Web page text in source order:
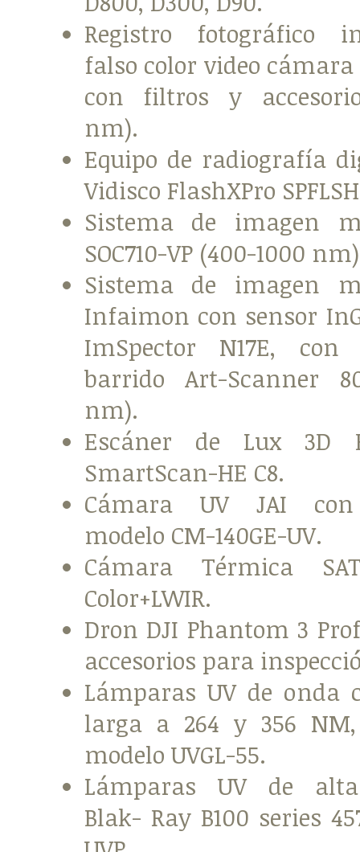
Registro fotográfico
falso color video cámara
con filtros y
nm).
Equipo de radiografía
Vidisco FlashXPro
Sistema de imagen
SOC710-VP (400-1000
Sistema de imagen
Infaimon con sensor
ImSpector N17E,
barrido Art-Scanner
nm).
Escáner de Lux 3D
SmartScan-HE C8.
Cámara UV JAI con
modelo CM-140GE-UV.
Cámara Térmica
Color+LWIR.
Dron DJI Phantom 3
accesorios para
Lámparas UV de onda
larga a 264 y 356
modelo UVGL-55.
Lámparas UV de
Blak- Ray B100 series